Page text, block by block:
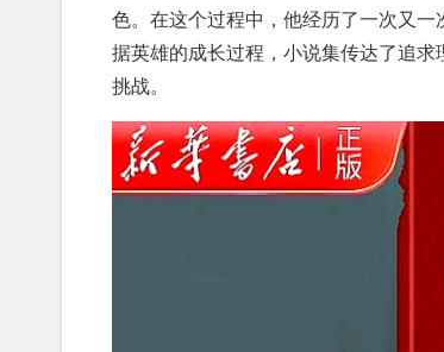
色。在这个过程中，他经历了一次又
据英雄的成长过程，小说集传达了追
挑战。